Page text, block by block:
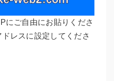
にご自由にお貼りくださ
レスに設定してくださ